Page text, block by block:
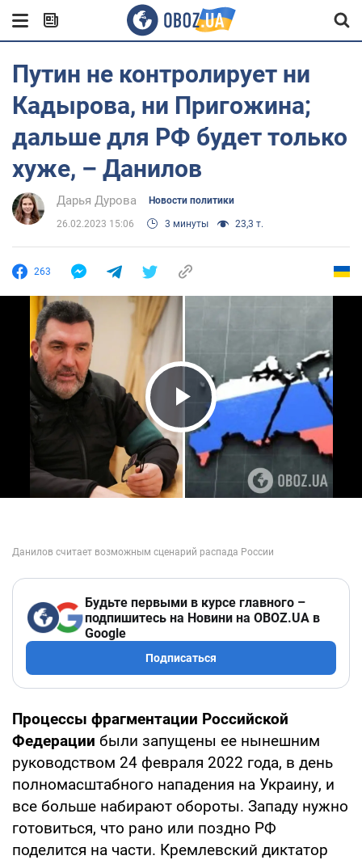
Путин не контролирует ни
Кадырова, ни Пригожина;
дальше для РФ будет только
хуже, – Данилов
Дарья Дурова Новости политики
26.02.2023 15:06 3 минуты 23,3 т.
263
Play Video
Будьте первыми в курсе главного –
подпишитесь на Новини на OBOZ.UA в
Google
Подписаться
Процессы фрагментации Российской
Федерации были запущены ее нынешним
руководством 24 февраля 2022 года, в день
полномасштабного нападения на Украину, и
все больше набирают обороты. Западу нужно
готовиться, что рано или поздно РФ
поделится на части. Кремлевский диктатор